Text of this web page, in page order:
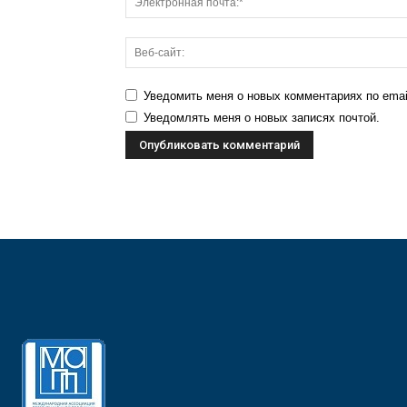
Уведомить меня о новых комментариях по
Уведомлять меня о новых записях почтой.